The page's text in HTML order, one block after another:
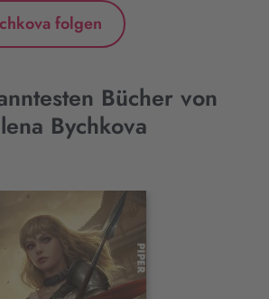
folgen
Bücher von
Bychkova